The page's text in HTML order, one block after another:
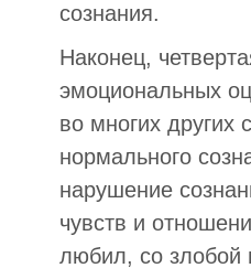
сознания.
Наконец,
эмоциональных
во многих других
нормального
нарушение
чувств и
любил, со злобой